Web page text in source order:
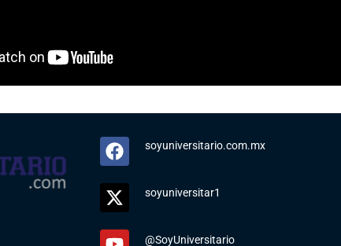
soyuniversitario.com.mx
soyuniversitar1
@SoyUniversitario